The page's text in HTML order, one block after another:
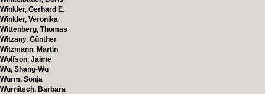
Winkler, Gerhard E.
Winkler, Veronika
Wittenberg, Thomas
Witzany, Günther
Witzmann, Martin
Wolfson, Jaime
Wu, Shang-Wu
Wurm, Sonja
Wurnitsch, Barbara